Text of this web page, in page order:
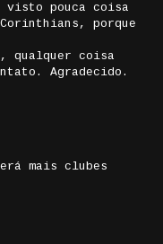
pouca coisa
porque
qualquer coisa
Agradecido.
mais clubes